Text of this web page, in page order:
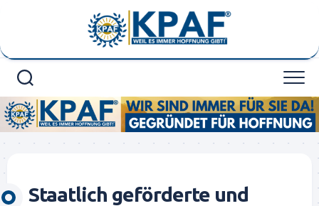
Staatlich geförderte und